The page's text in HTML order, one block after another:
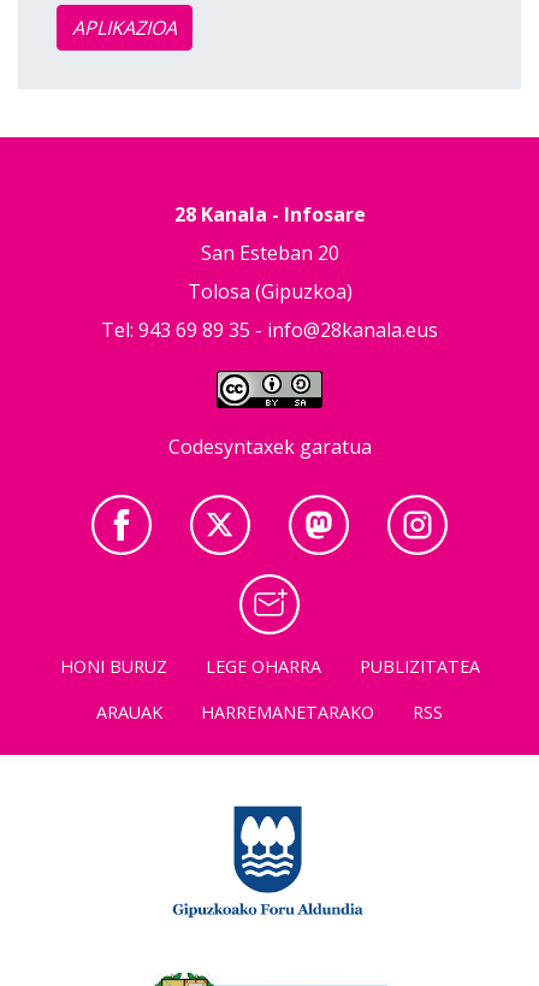
APLIKAZIOA
28 Kanala - Infosare
San Esteban 20
Tolosa (Gipuzkoa)
Tel: 943 69 89 35 - info@28kanala.eus
Codesyntaxek garatua
HONI BURUZ LEGE OHARRA
PUBLIZITATEA
ARAUAK
HARREMANETARAKO RSS